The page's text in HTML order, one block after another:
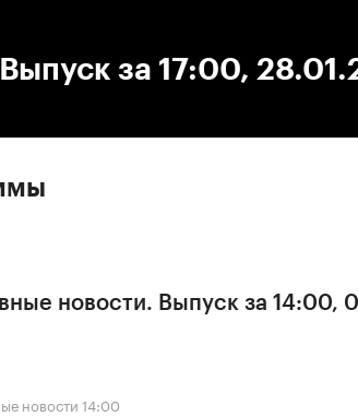
за 17:00,
новости. Выпуск за 14:00,
новости 14:00